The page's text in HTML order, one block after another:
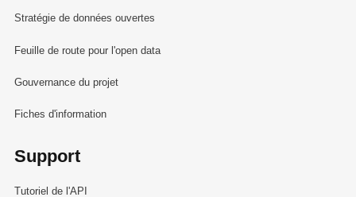
Stratégie de données ouvertes
Feuille de route pour l'open data
Gouvernance du projet
Fiches d'information
Support
Tutoriel de l'API